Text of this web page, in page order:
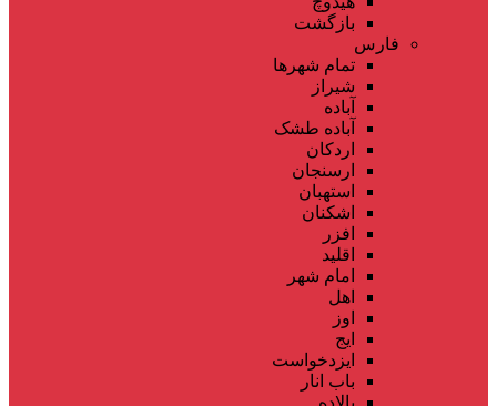
بازگشت
فارس
تمام شهر‌ها
شیراز
آباده
آباده طشک
اردکان
ارسنجان
استهبان
اشکنان
افزر
اقلید
امام شهر
اهل
اوز
ایج
ایزدخواست
باب انار
بالاده